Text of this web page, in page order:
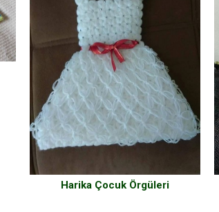
Harika Çocuk Örgüleri